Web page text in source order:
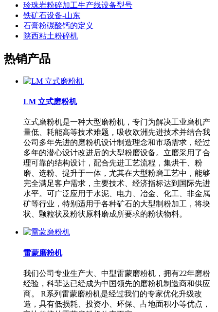
珍珠岩粉碎加工生产线设备型号
铁矿石设备-山东
石膏粉碳酸钙的定义
陕西粘土粉碎机
热销产品
LM 立式磨粉机
立式磨粉机是一种大型磨粉机，专门为解决工业磨机产
量低、耗能高等技术难题，吸收欧洲先进技术并结合我
公司多年先进的磨粉机设计制造理念和市场需求，经过
多年的潜心设计改进后的大型粉磨设备。立磨采用了合
理可靠的结构设计，配合先进工艺流程，集烘干、粉
磨、选粉、提升于一体，尤其在大型粉磨工艺中，能够
完全满足客户需求，主要技术、经济指标达到国际先进
水平。可广泛应用于水泥、电力、冶金、化工、非金属
矿等行业，特别适用于各种矿石的大型制粉加工，将块
状、颗粒状及粉状原料磨成所要求的粉状物料。
雷蒙磨粉机
我们公司专业生产大、中型雷蒙磨粉机，拥有22年磨粉
经验，科菲达已经成为中国领先的磨粉机制造商和供应
商。 R系列雷蒙磨粉机是经过我们的专家优化升级改
造，具有低损耗、投资小、环保、占地面积小等优点，